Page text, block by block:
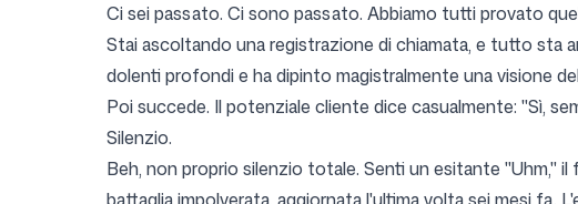
Contatti
Ci sei passato. Ci sono passato. Abbiamo tutti provato
Stai ascoltando una registrazione di chiamata, e tutto
dolenti profondi e ha dipinto magistralmente una visione
Poi succede. Il potenziale cliente dice casualmente: "Sì,
Silenzio.
Beh, non proprio silenzio totale. Senti un esitante "Uhm,"